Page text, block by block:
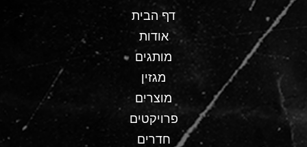
דף הבית
אודות
מותגים
מגזין
מוצרים
פרויקטים
חדרים